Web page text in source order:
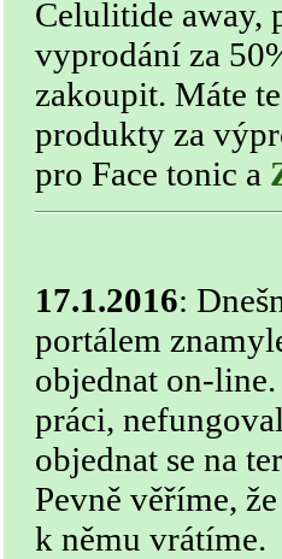
Celulitide away,
vyprodání za
zakoupit. Máte
produkty za
pro Face tonic a
17.1.2016:
portálem
objednat on-
práci,
objednat se na
Pevně věříme,
k němu vrátíme.